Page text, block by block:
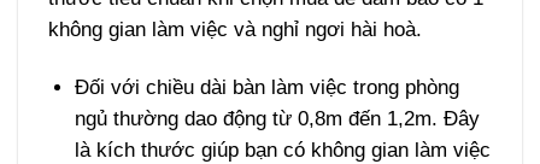
không gian làm việc và nghỉ ngơi hài hoà.
Đối với chiều dài bàn làm việc trong phòng
ngủ thường dao động từ 0,8m đến 1,2m. Đây
là kích thước giúp bạn có không gian làm việc